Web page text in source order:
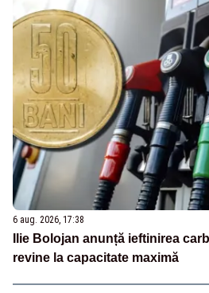
6 aug. 2026, 17:38
Ilie Bolojan anunță ieftinirea
revine la capacitate maximă